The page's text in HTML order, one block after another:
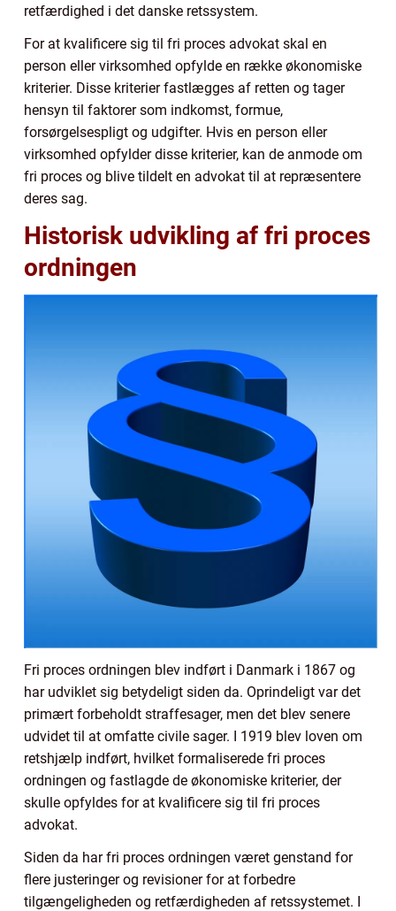
retfærdighed i det danske retssystem.
For at kvalificere sig til fri proces advokat skal en
person eller virksomhed opfylde en række økonomiske
kriterier. Disse kriterier fastlægges af retten og tager
hensyn til faktorer som indkomst, formue,
forsørgelsespligt og udgifter. Hvis en person eller
virksomhed opfylder disse kriterier, kan de anmode om
fri proces og blive tildelt en advokat til at repræsentere
deres sag.
Historisk udvikling af fri proces
ordningen
Fri proces ordningen blev indført i Danmark i 1867 og
har udviklet sig betydeligt siden da. Oprindeligt var det
primært forbeholdt straffesager, men det blev senere
udvidet til at omfatte civile sager. I 1919 blev loven om
retshjælp indført, hvilket formaliserede fri proces
ordningen og fastlagde de økonomiske kriterier, der
skulle opfyldes for at kvalificere sig til fri proces
advokat.
Siden da har fri proces ordningen været genstand for
flere justeringer og revisioner for at forbedre
tilgængeligheden og retfærdigheden af retssystemet. I